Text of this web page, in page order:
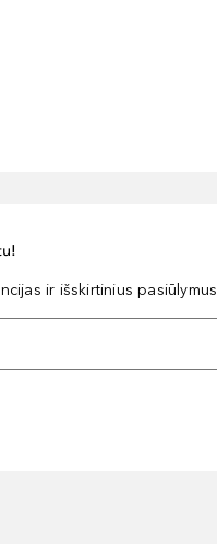
ir išskirtinius pasiūlymus